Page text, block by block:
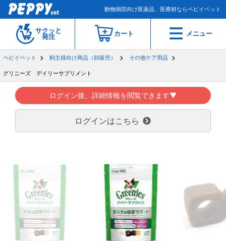
動物病院向け医薬品、医療材ならペピイベット
サクッと
発注
カート メニュー
ペピイベット 飼主様向け商品（卸販売） その他ケア用品
グリニーズ デイリーサプリメント
ログイン後、詳細情報を閲覧できます▼
ログインはこちら